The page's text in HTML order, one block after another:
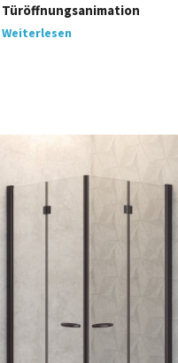
Türöffnungsanimation
Weiterlesen